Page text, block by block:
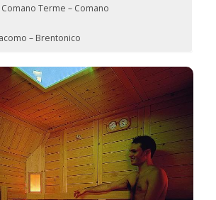
Terme – Comano
– Brentonico